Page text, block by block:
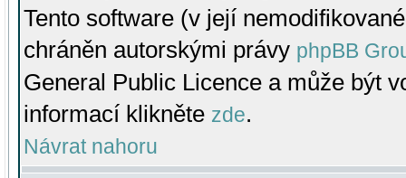
Tento software (v její
chráněn autorskými právy phpBB
General Public Licence a může být
informací klikněte zde.
Návrat nahoru